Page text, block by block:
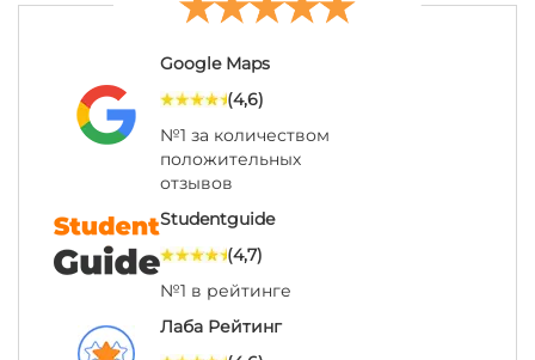
Google Maps
(4,6)
№1 за количеством
положительных
отзывов
Studentguide
(4,7)
№1 в рейтинге
Лаба Рейтинг